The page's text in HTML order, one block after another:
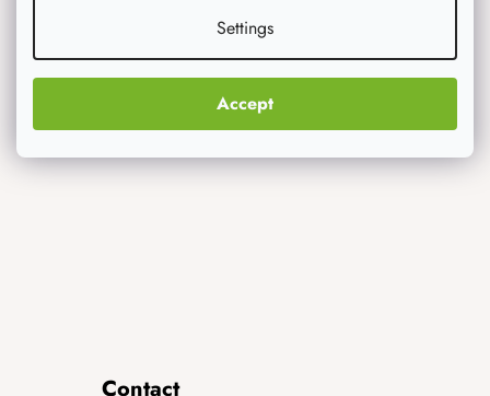
Settings
Accept
Kaj vas najbolj zanima
Novosti
Contact